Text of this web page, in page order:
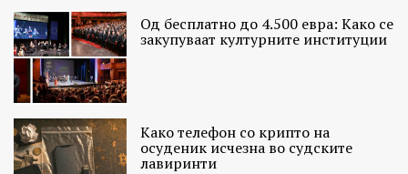
Од бесплатно до 4.500 евра: Како се
закупуваат културните институции
Како телефон со крипто на
осуденик исчезна во судските
лавиринти